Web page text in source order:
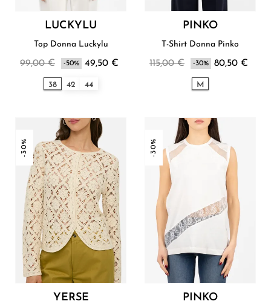
LUCKYLU
Top Donna Luckylu
99,00 € -50% 49,50 €
38 42 44
PINKO
T-Shirt Donna Pinko
115,00 € -30% 80,50 €
M
-30%
YERSE
-30%
PINKO